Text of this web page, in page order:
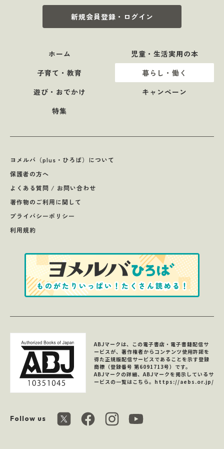
新規会員登録・ログイン
ホーム
児童・生活実用の本
子育て・教育
暮らし・働く
遊び・おでかけ
キャンペーン
特集
ヨメルバ（plus・ひろば）について
保護者の方へ
よくある質問 / お問い合わせ
著作物のご利用に関して
プライバシーポリシー
利用規約
Follow us
ABJマークは、この電子書店・電子書籍配信サ
ービスが、著作権者からコンテンツ使用許諾を
得た正規版配信サービスであることを示す登録
商標（登録番号 第6091713号）です。
ABJマークの詳細、ABJマークを掲示しているサ
ービスの一覧はこちら。 https://aebs.or.jp/